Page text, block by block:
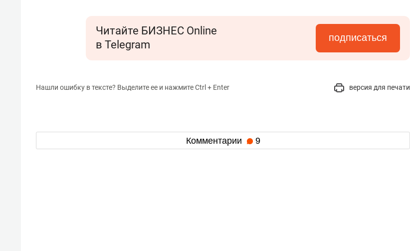
Читайте БИЗНЕС Online
в Telegram
подписаться
Нашли ошибку в тексте? Выделите ее и нажмите Ctrl + Enter версия для печати
Комментарии 9